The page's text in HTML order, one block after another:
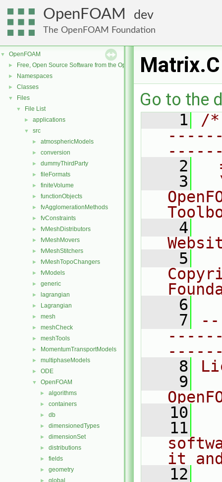
OpenFOAM dev
The OpenFOAM Foundation
▼ OpenFOAM
► Free, Open Source Software from the OpenFOAM Foundation
► Namespaces
► Classes
▼ Files
▼ File List
► applications
▼ src
► atmosphericModels
► conversion
► dummyThirdParty
► fileFormats
► finiteVolume
► functionObjects
► fvAgglomerationMethods
► fvConstraints
► fvMeshDistributors
► fvMeshMovers
► fvMeshStitchers
► fvMeshTopoChangers
► fvModels
► generic
► lagrangian
► Lagrangian
► mesh
► meshCheck
► meshTools
► MomentumTransportModels
► multiphaseModels
► ODE
▼ OpenFOAM
► algorithms
► containers
► db
► dimensionedTypes
► dimensionSet
► distributions
► fields
► geometry
global
Matrix.C
Go to the
    1
/
    2
    3
    4
    5
    6
    7
    8
    9
   10
   11
it
   12